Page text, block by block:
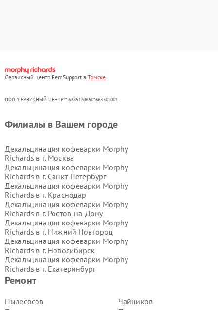
Сервисный центр RemSupport вТомске
ООО "СЕРВИСНЫЙ ЦЕНТР"* 6685170650*668501001
Ремонт
Пылесосов
Чайников
Филиалы в Вашем городе
Декальцинация кофеварки Morphy
Richards в г. Москва
Декальцинация кофеварки Morphy
Richards в г. Санкт-Петербург
Декальцинация кофеварки Morphy
Richards в г. Краснодар
Декальцинация кофеварки Morphy
Richards в г. Ростов-на-Дону
Декальцинация кофеварки Morphy
Richards в г. Нижний Новгород
Декальцинация кофеварки Morphy
Richards в г. Новосибирск
Декальцинация кофеварки Morphy
Richards в г. Екатеринбург
Декальцинация кофеварки Morphy
Richards в г.
Richards в г.